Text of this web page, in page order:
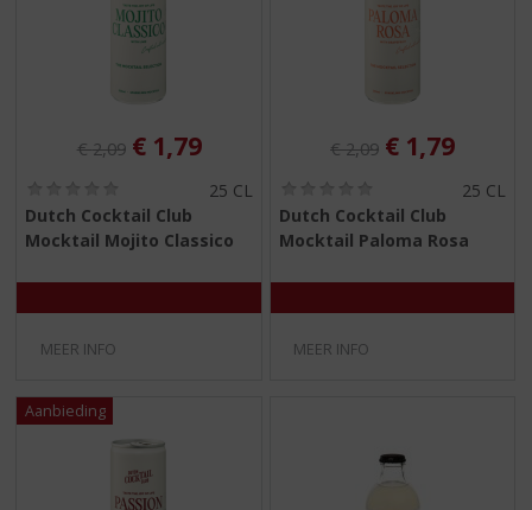
a
t
Originele prijs was:
€2,09 , Huidige prijs is:
€ 1,79
,
0
5
25 CL
Dutch Cocktail Club
Mocktail Mojito Classico
MEER INFO
Originele prijs was:
€2,09 , Huidige
€ 1,79
,
0
5
25 CL
Dutch Cocktail Club
Mocktail Paloma Rosa
MEER INFO